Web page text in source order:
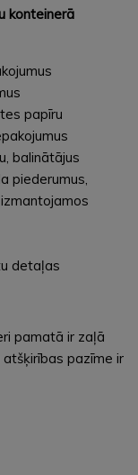
konteinerā
papīru
balinātājus
piederumus,
detaļas
pamatā ir zaļā
pazīme ir